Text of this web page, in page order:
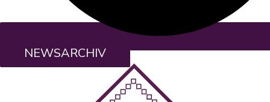
NEWSARCHIV